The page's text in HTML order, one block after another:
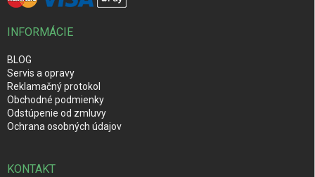
INFORMÁCIE
BLOG
Servis a opravy
Reklamačný protokol
Obchodné podmienky
Odstúpenie od zmluvy
Ochrana osobných údajov
KONTAKT